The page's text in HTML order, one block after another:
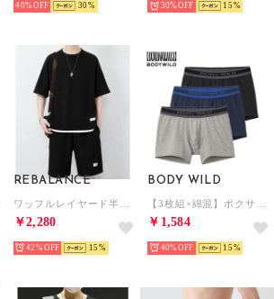
40% 30 30% 15
REBALANCE
ワッフルレイヤード半袖セットアップ （A）
￥2,280
42% 15
BODY WILD
【3枚組×綿混】ボクサーパンツ3枚組（前とじ） 【返品不可商品】 （9A）
￥1,584
40% 15